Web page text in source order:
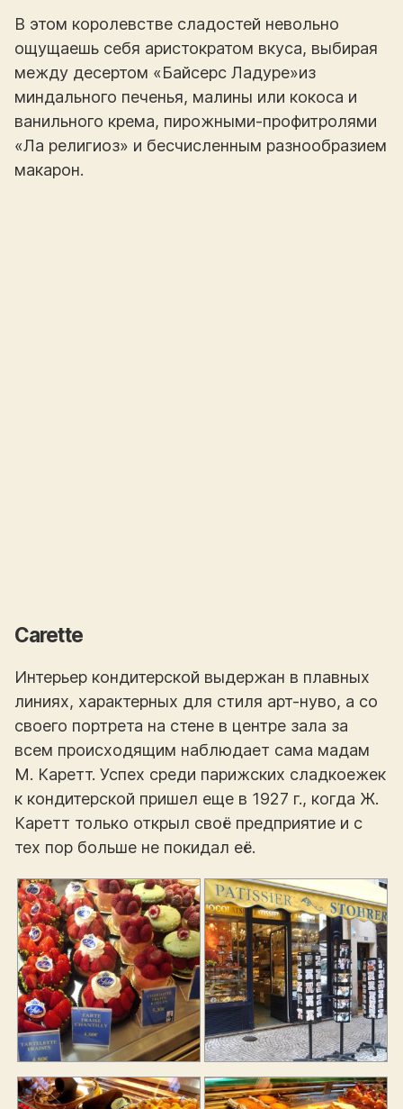
В этом королевстве сладостей невольно
ощущаешь себя аристократом вкуса, выбирая
между десертом «Байсерс Ладуре»из
миндального печенья, малины или кокоса и
ванильного крема, пирожными-профитролями
«Ла религиоз» и бесчисленным разнообразием
макарон.
Carettе
Интерьер кондитерской выдержан в плавных
линиях, характерных для стиля арт-нуво, а со
своего портрета на стене в центре зала за
всем происходящим наблюдает сама мадам
М. Каретт. Успех среди парижских сладкоежек
к кондитерской пришел еще в 1927 г., когда Ж.
Каретт только открыл своё предприятие и с
тех пор больше не покидал её.